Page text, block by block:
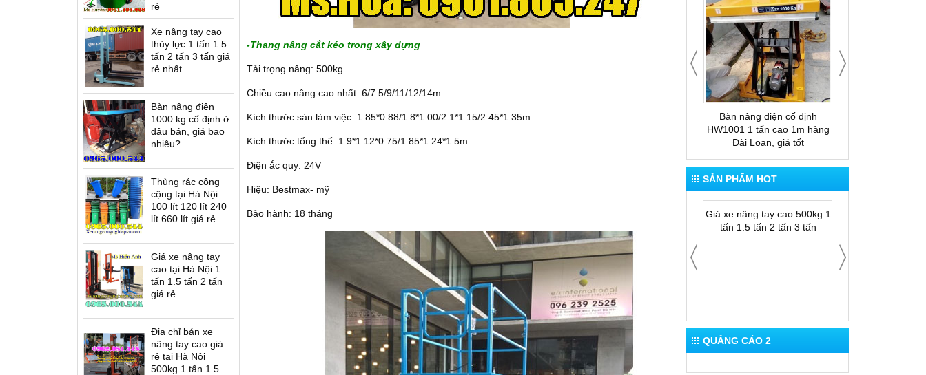
rẻ
Xe nâng tay cao
thủy lực 1 tấn 1.5
tấn 2 tấn 3 tấn giá
rẻ nhất.
Bàn nâng điện
1000 kg cố định ở
đâu bán, giá bao
nhiêu?
Thùng rác công
cộng tại Hà Nội
100 lít 120 lít 240
lít 660 lít giá rẻ
Giá xe nâng tay
cao tại Hà Nội 1
tấn 1.5 tấn 2 tấn
giá rẻ.
Địa chỉ bán xe
nâng tay cao giá
rẻ tại Hà Nội
500kg 1 tấn 1.5
-Thang nâng cắt kéo trong xây dựng
Tải trọng nâng: 500kg
Chiều cao nâng cao nhất: 6/7.5/9/11/12/14m
Kích thước sàn làm việc: 1.85*0.88/1.8*1.00/2.1*1.15/2.45*1.35m
Kích thước tổng thể: 1.9*1.12*0.75/1.85*1.24*1.5m
Điện ắc quy: 24V
Hiệu: Bestmax- mỹ
Bảo hành: 18 tháng
Xe nâng điện cao đứng lái
D12/16 Series
Xe nâng dầu Nexen -
Xe nâng điện 4 bánh UK(G7) Xe nâng tay bậc thang SLP
Bàn nâng điện cố định
HW1001 1 tấn cao 1m hàng
Đài Loan, giá tốt
SẢN PHẨM HOT
Thang nâng người SWP
Giá xe nâng tay cao 500kg 1
tấn 1.5 tấn 2 tấn 3 tấn